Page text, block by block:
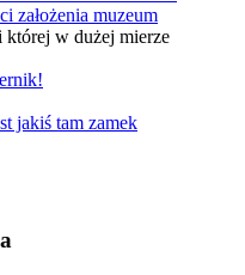
założenia muzeum
której w dużej mierze
jakiś tam zamek